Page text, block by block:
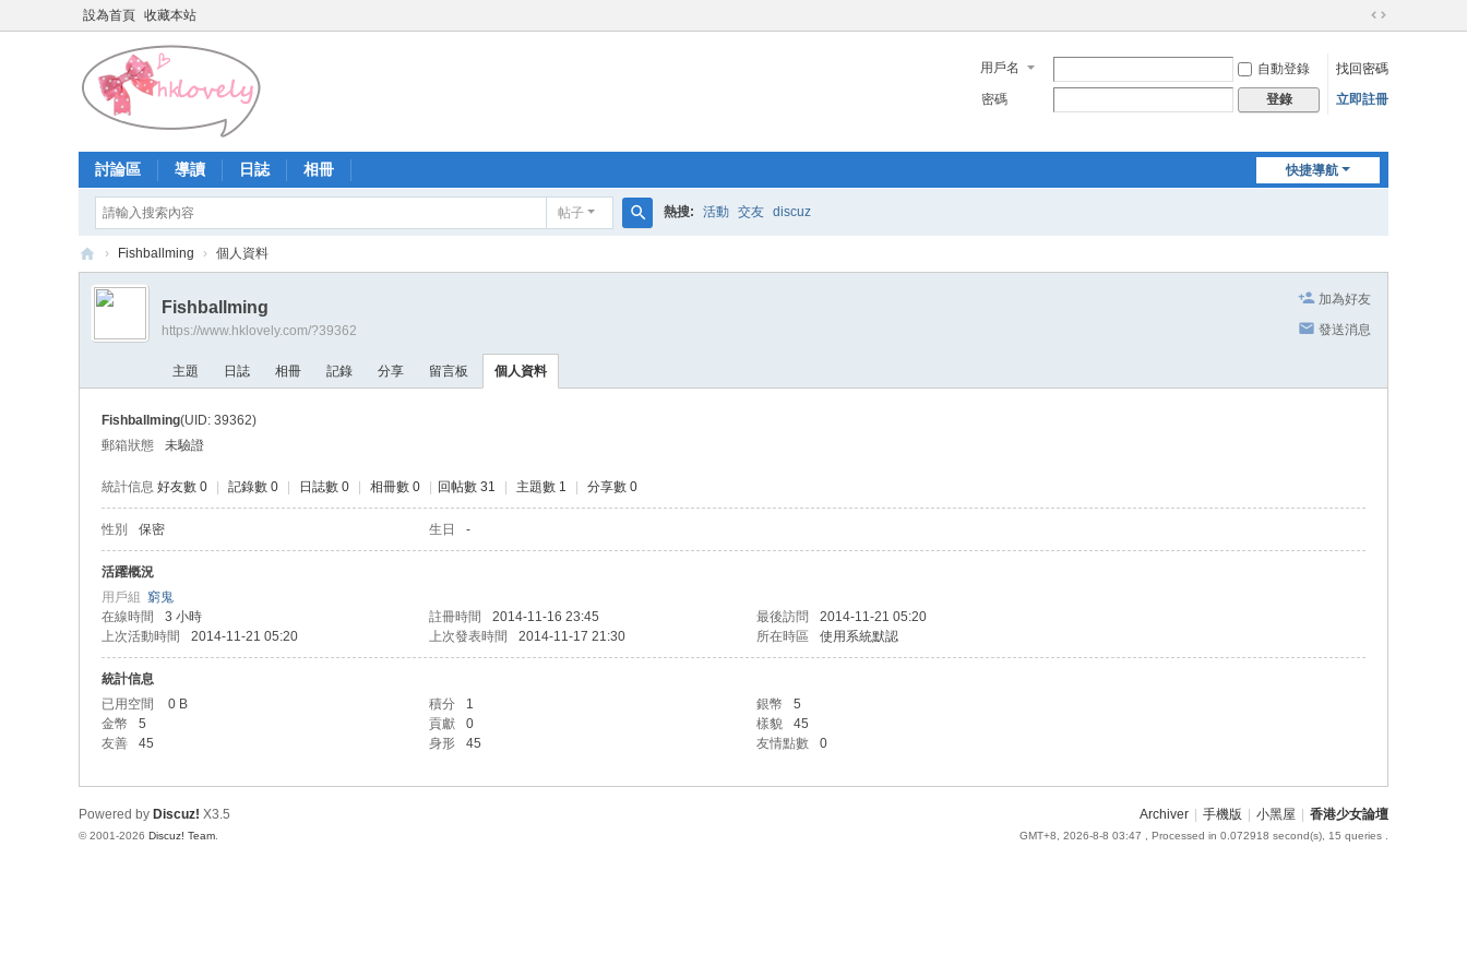
設為首頁 收藏本站
切
到
寬
用戶名 自動登錄
找回密碼
密碼
登錄 立即註冊
快捷導航
討論區 導讀 日誌 相冊
帖子
索
熱搜: 活動 交友 discuz
香
少
› Fishballming › 個人資料
加為好友
發送消息
Fishballming
https://www.hklovely.com/?39362
主題 日誌 相冊 記錄 分享 留言板 個人資料
Fishballming(UID: 39362)
郵箱狀態
未驗證
統計信息 好友數 0 記錄數 0 日誌數 0 相冊數 0 回帖數 31 主題數 1 分享數 0
性別 保密 生日 -
活躍概況
用戶組 窮鬼
在線時間
3 小時 註冊時間 2014-11-16 23:45 最後訪問
2014-11-21 05:20
上次活動時間
2014-11-21 05:20 上次發表時間 2014-11-17 21:30 所在時區 使用系統默認
統計信息
已用空間
0 B 積分 1 銀幣
5
金幣
5 貢獻 0 樣貌
45
友善
45 身形 45 友情點數 0
Archiver 手機版 小黑屋 香港少女論壇
GMT+8, 2026-8-8 03:47 , Processed in 0.072918 second(s), 15 queries .
Powered by Discuz! X3.5
© 2001-2026 Discuz! Team